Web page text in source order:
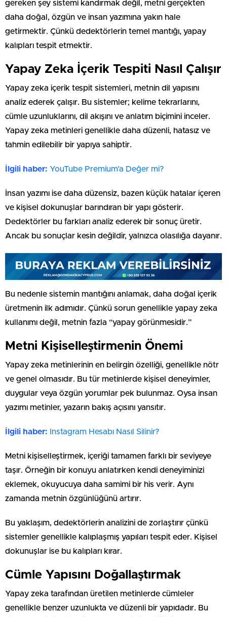
gereken şey sistemi kandırmak değil, metni gerçekten
daha doğal, özgün ve insan yazımına yakın hale
getirmektir. Çünkü dedektörlerin temel mantığı, yapay
kalıpları tespit etmektir.
Yapay Zeka İçerik Tespiti Nasıl Çalışır
Yapay zeka içerik tespit sistemleri, metnin dil yapısını
analiz ederek çalışır. Bu sistemler; kelime tekrarlarını,
cümle uzunluklarını, dil akışını ve anlatım biçimini inceler.
Yapay zeka metinleri genellikle daha düzenli, hatasız ve
tahmin edilebilir bir yapıya sahiptir.
İlgili haber: YouTube Premium’a Değer mi?
İnsan yazımı ise daha düzensiz, bazen küçük hatalar içeren
ve kişisel dokunuşlar barındıran bir yapı gösterir.
Dedektörler bu farkları analiz ederek bir sonuç üretir.
Ancak bu sonuçlar kesin değildir, yalnızca olasılığa dayanır.
Bu nedenle sistemin mantığını anlamak, daha doğal içerik
üretmenin ilk adımıdır. Çünkü sorun genellikle yapay zeka
kullanımı değil, metnin fazla “yapay görünmesidir.”
Metni Kişiselleştirmenin Önemi
Yapay zeka metinlerinin en belirgin özelliği, genellikle nötr
ve genel olmasıdır. Bu tür metinlerde kişisel deneyimler,
duygular veya özgün yorumlar pek bulunmaz. Oysa insan
yazımı metinler, yazarın bakış açısını yansıtır.
İlgili haber: ⁠Instagram Hesabı Nasıl Silinir?
Metni kişiselleştirmek, içeriği tamamen farklı bir seviyeye
taşır. Örneğin bir konuyu anlatırken kendi deneyiminizi
eklemek, okuyucuya daha samimi bir his verir. Aynı
zamanda metnin özgünlüğünü artırır.
Bu yaklaşım, dedektörlerin analizini de zorlaştırır çünkü
sistemler genellikle kalıplaşmış yapıları tespit eder. Kişisel
dokunuşlar ise bu kalıpları kırar.
Cümle Yapısını Doğallaştırmak
Yapay zeka tarafından üretilen metinlerde cümleler
genellikle benzer uzunlukta ve düzenli bir yapıdadır. Bu